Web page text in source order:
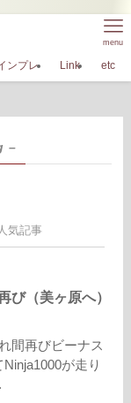
menu
ンプレ Link etc
–
人気記事
び（美ヶ原へ）
間再びビーナス
が走り